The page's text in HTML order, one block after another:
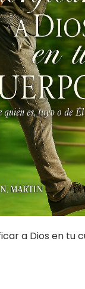
a Dios en tu